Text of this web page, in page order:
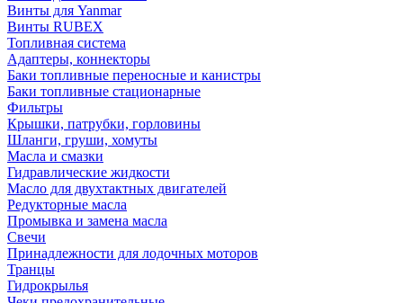
Винты для Yanmar
Винты RUBEX
Топливная система
Адаптеры, коннекторы
Баки топливные переносные и канистры
Баки топливные стационарные
Фильтры
Крышки, патрубки, горловины
Шланги, груши, хомуты
Масла и смазки
Гидравлические жидкости
Масло для двухтактных двигателей
Редукторные масла
Промывка и замена масла
Свечи
Принадлежности для лодочных моторов
Транцы
Гидрокрылья